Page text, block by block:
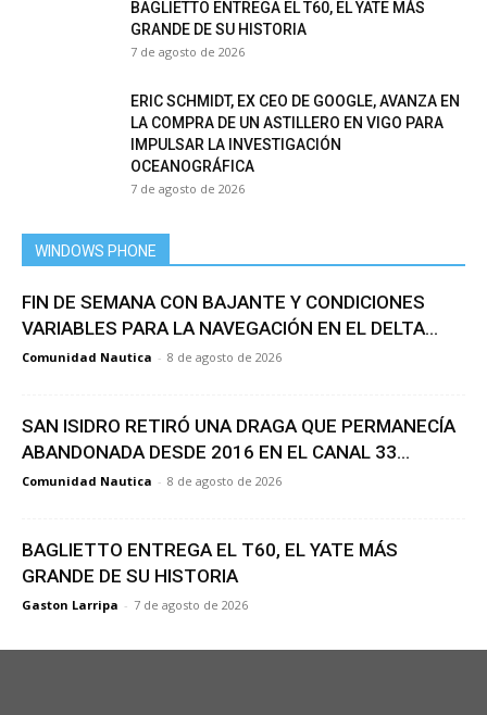
BAGLIETTO ENTREGA EL T60, EL YATE MÁS
GRANDE DE SU HISTORIA
7 de agosto de 2026
ERIC SCHMIDT, EX CEO DE GOOGLE, AVANZA EN
LA COMPRA DE UN ASTILLERO EN VIGO PARA
IMPULSAR LA INVESTIGACIÓN
OCEANOGRÁFICA
7 de agosto de 2026
WINDOWS PHONE
FIN DE SEMANA CON BAJANTE Y CONDICIONES
VARIABLES PARA LA NAVEGACIÓN EN EL DELTA...
Comunidad Nautica - 8 de agosto de 2026
SAN ISIDRO RETIRÓ UNA DRAGA QUE PERMANECÍA
ABANDONADA DESDE 2016 EN EL CANAL 33...
Comunidad Nautica - 8 de agosto de 2026
BAGLIETTO ENTREGA EL T60, EL YATE MÁS
GRANDE DE SU HISTORIA
Gaston Larripa - 7 de agosto de 2026